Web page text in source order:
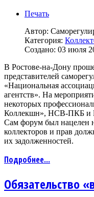
Печать
Автор:
Категория:
Создано: 03 июля
В Ростове-на-Дону
представителей
«Национальная
агентств». На
некоторых
Коллекшн», НСВ-ПКБ и
Сам форум был нацелен
коллекторов и прав
их задолженностей.
Подробнее...
Обязательство